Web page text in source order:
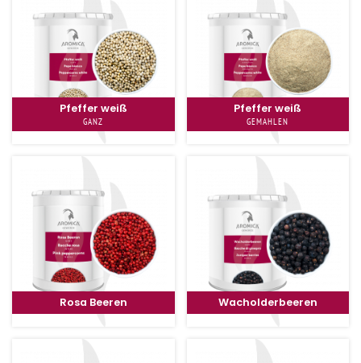
Pfeffer weiß
GANZ
Pfeffer weiß
GEMAHLEN
Rosa Beeren Wacholderbeeren